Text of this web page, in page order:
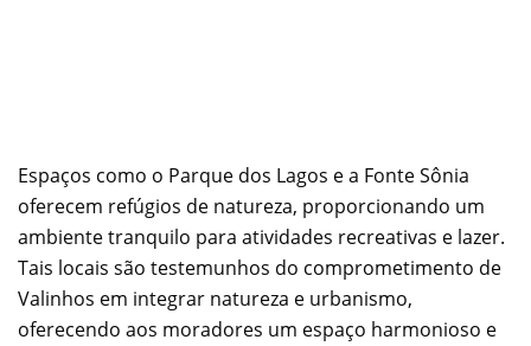
Espaços como o Parque dos Lagos e a Fonte Sônia
oferecem refúgios de natureza, proporcionando um
ambiente tranquilo para atividades recreativas e lazer.
Tais locais são testemunhos do comprometimento de
Valinhos em integrar natureza e urbanismo,
oferecendo aos moradores um espaço harmonioso e